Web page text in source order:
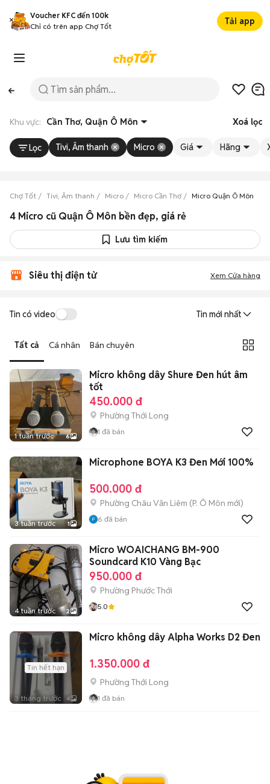
Voucher KFC đến 100k
Chỉ có trên app Chợ Tốt
Tải app
Khu vực: Cần Thơ, Quận Ô Môn Xoá lọc
Lọc Tivi, Âm thanh Micro Giá Hãng
Chợ Tốt Tivi, Âm thanh Micro Micro Cần Thơ Micro Quận Ô Môn
4 Micro cũ Quận Ô Môn bền đẹp, giá rẻ
Lưu tìm kiếm
Siêu thị điện tử Xem Cửa hàng
Tin có video Tin mới nhất
Tất cả Cá nhân Bán chuyên
1 tuần trước 6
Micro không dây Shure Đen hút âm
tốt
450.000 đ
Phường Thới Long
1 đã bán
3 tuần trước 1
Microphone BOYA K3 Đen Mới 100%
500.000 đ
Phường Châu Văn Liêm (P. Ô Môn mới)
6 đã bán
4 tuần trước 2
Micro WOAICHANG BM-900
Soundcard K10 Vàng Bạc
950.000 đ
Phường Phước Thới
5.0
Tin hết hạn
3 tháng trước 4
Micro không dây Alpha Works D2 Đen
1.350.000 đ
Phường Thới Long
1 đã bán